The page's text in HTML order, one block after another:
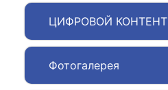
ЦИФРОВОЙ КОНТЕНТ
Фотогалерея